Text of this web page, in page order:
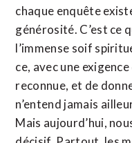
chaque enquête
générosité. C’est ce
l’immense soif
ce, avec une
reconnue, et de
n’entend jamais
Mais aujourd’hui,